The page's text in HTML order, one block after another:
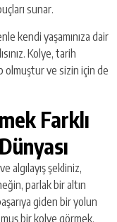
sunar.
kendi yaşamınıza dair
Kolye, tarih
olmuştur ve sizin için de
Farklı
algılayış şekliniz,
parlak bir altın
giden bir yolun
bir kolye görmek,